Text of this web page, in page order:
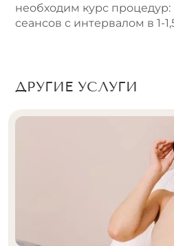
необходим курс процедур:
сеансов с интервалом в 1-
ДРУГИЕ УСЛУГИ